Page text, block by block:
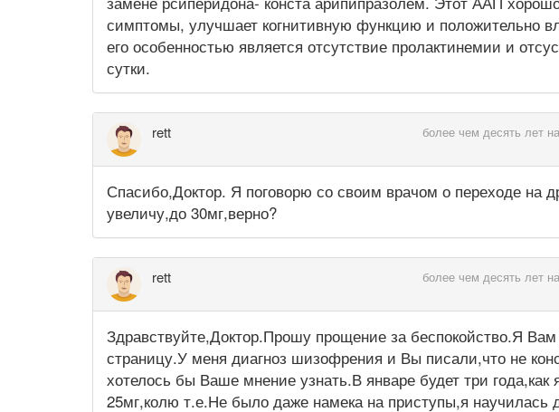
симптомы, улучшает когнитивную функцию и положительно
его особенностью является отсутствие пролактинемии и
сутки.
rett более чем десять лет
Спасибо,Доктор. Я поговорю со своим врачом о переходе на
увеличу,до 30мг,верно?
rett более чем десять лет
Здравствуйте,Доктор.Прошу прощение за беспокойство.Я
страницу.У меня диагноз шизофрения и Вы писали,что не
хотелось бы Ваше мнение узнать.В январе будет три
25мг,колю т.е.Не было даже намека на приступы,я научилась